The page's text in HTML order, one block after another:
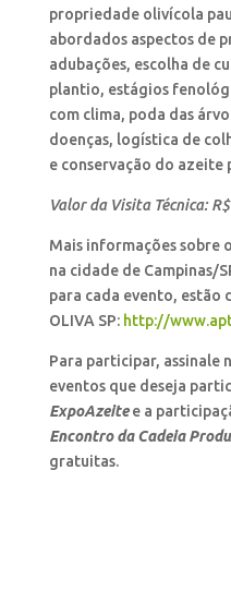
propriedade olivícola
abordados aspectos de
adubações, escolha de
plantio, estágios
com clima, poda das
doenças, logística de
e conservação do azeite
Valor da Visita Técnica:
Mais informações sobre
na cidade de Campinas/
para cada evento, estão
OLIVA SP: http://
Para participar, assinale
eventos que deseja
ExpoAzeitee a
Encontro da Cadeia
gratuitas.